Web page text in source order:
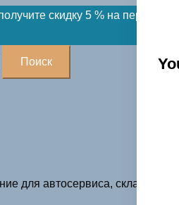
скидку 5 % на первый
Поиск
для автосервиса, склада и